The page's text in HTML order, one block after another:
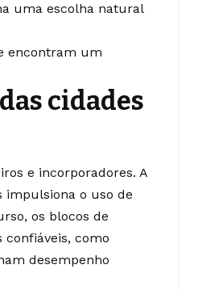
uma escolha natural
encontram um
cidades
e incorporadores. A
impulsiona o uso de
os blocos de
como
desempenho